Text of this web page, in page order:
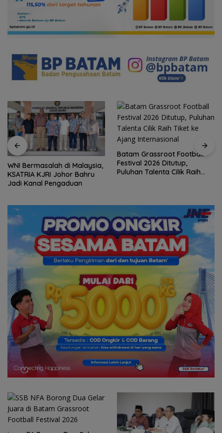
WNI Bermasalah di Malaysia,
KSATRIA KJRI Johor Bahru
Jadi Kanal Pengaduan
Batam Grassroot Football
Festival 2026 Ditutup,
Puluhan Talenta Cilik Raih